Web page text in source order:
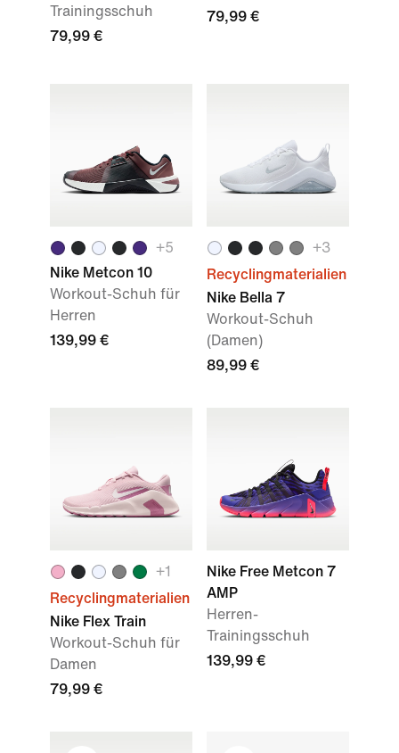
Trainingsschuh
79,99 €
79,99 €
+5
Nike Metcon 10
Workout-Schuh für
Herren
139,99 €
+3
Recyclingmaterialien
Nike Bella 7
Workout-Schuh
(Damen)
89,99 €
+1
Recyclingmaterialien
Nike Flex Train
Workout-Schuh für
Damen
79,99 €
Nike Free Metcon 7
AMP
Herren-
Trainingsschuh
139,99 €